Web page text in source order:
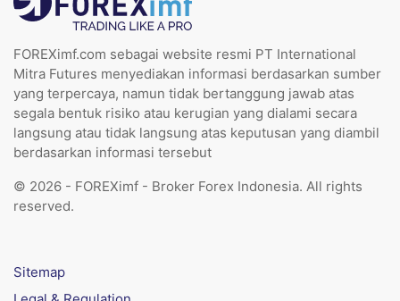
FOREXimf.com sebagai website resmi PT International
Mitra Futures menyediakan informasi berdasarkan sumber
yang terpercaya, namun tidak bertanggung jawab atas
segala bentuk risiko atau kerugian yang dialami secara
langsung atau tidak langsung atas keputusan yang diambil
berdasarkan informasi tersebut
© 2026 - FOREXimf - Broker Forex Indonesia. All rights
reserved.
Sitemap